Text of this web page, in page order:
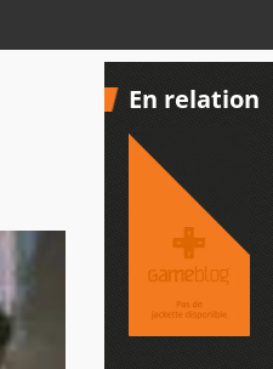
En relation